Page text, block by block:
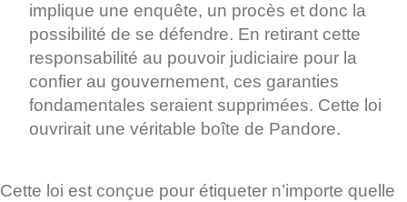
implique une enquête, un procès et donc la
possibilité de se défendre. En retirant cette
responsabilité au pouvoir judiciaire pour la
confier au gouvernement, ces garanties
fondamentales seraient supprimées. Cette loi
ouvrirait une véritable boîte de Pandore.
Cette loi est conçue pour étiqueter n’importe quelle